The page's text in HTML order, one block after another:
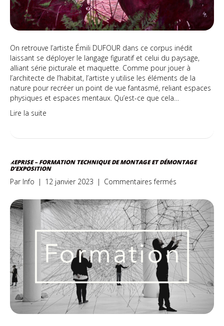
On retrouve l’artiste Émili DUFOUR dans ce corpus inédit
laissant se déployer le langage figuratif et celui du paysage,
alliant série picturale et maquette. Comme pour jouer à
l’architecte de l’habitat, l’artiste y utilise les éléments de la
nature pour recréer un point de vue fantasmé, reliant espaces
physiques et espaces mentaux. Qu’est-ce que cela…
Lire la suite
REPRISE – FORMATION TECHNIQUE DE MONTAGE ET DÉMONTAGE
D’EXPOSITION
Par Info | 12 janvier 2023 | Commentaires fermés
–
Formation
Technique
de
montage
et
démontage
d’exposition